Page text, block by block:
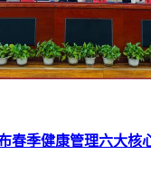
春季健康管理六大核